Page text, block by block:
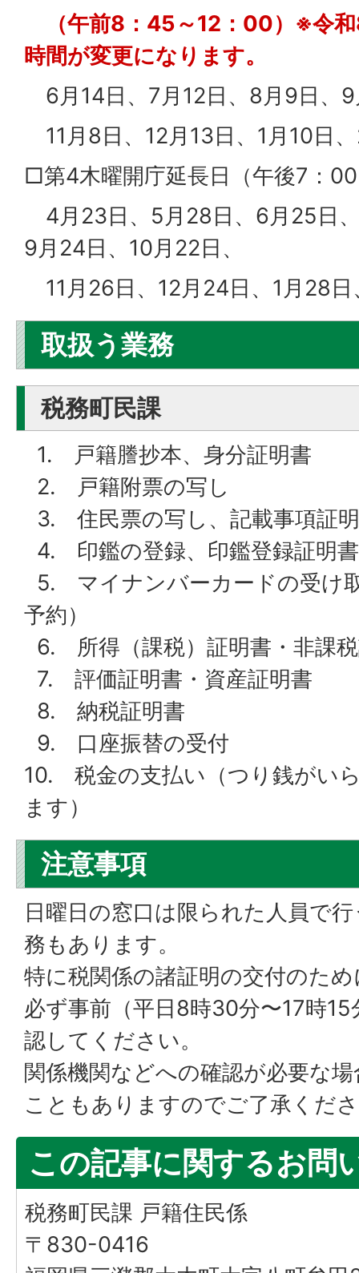
（午前8：45～12：00）※令
時間が変更になります。
6月14日、7月12日、8月9日、9
11月8日、12月13日、1月10日
□第4木曜開庁延長日（午後7：
4月23日、5月28日、6月25日
9月24日、10月22日、
11月26日、12月24日、1月28
取扱う業務
税務町民課
1. 戸籍謄抄本、身分証明書
2. 戸籍附票の写し
3. 住民票の写し、記載事項証
4. 印鑑の登録、印鑑登録証明書
5. マイナンバーカードの受け
予約）
6. 所得（課税）証明書・非課
7. 評価証明書・資産証明書
8. 納税証明書
9. 口座振替の受付
10. 税金の支払い（つり銭がい
ます）
注意事項
日曜日の窓口は限られた人員で
務もあります。
特に税関係の諸証明の交付のた
必ず事前（平日8時30分〜17時
認してください。
関係機関などへの確認が必要な
こともありますのでご了承くだ
この記事に関するお問
税務町民課 戸籍住民係
〒830-0416